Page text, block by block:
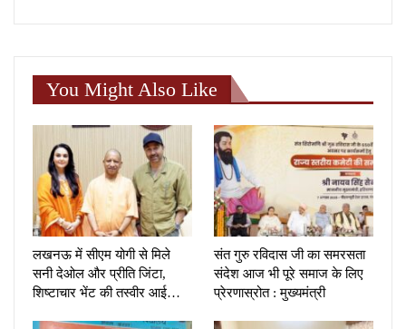
You Might Also Like
लखनऊ में सीएम योगी से मिले
सनी देओल और प्रीति जिंटा,
शिष्टाचार भेंट की तस्वीर आई…
संत गुरु रविदास जी का समरसता
संदेश आज भी पूरे समाज के लिए
प्रेरणास्रोत : मुख्यमंत्री